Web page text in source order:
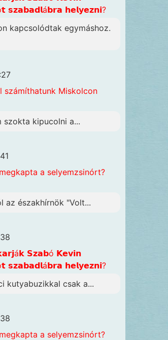
𝗵𝗲𝗹𝘆𝗲𝘇𝗻𝗶?
kapcsolódtak egymáshoz.
számíthatunk Miskolcon
szokta kipucolni a...
a selyemzsinórt?
az északhírnök "Volt...
𝗦𝘇𝗮𝗯ó 𝗞𝗲𝘃𝗶𝗻
𝗵𝗲𝗹𝘆𝗲𝘇𝗻𝗶?
kutyabuzikkal csak a...
a selyemzsinórt?